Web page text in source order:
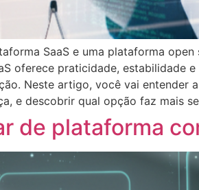
SaaS e uma plataforma
oferece praticidade, estabilidade
Neste artigo, você vai entender
e descobrir qual opção faz mais
de plataforma